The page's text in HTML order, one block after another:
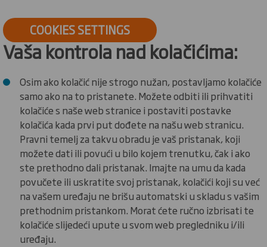
COOKIES SETTINGS
Vaša kontrola nad kolačićima:
Osim ako kolačić nije strogo nužan, postavljamo kolačiće
samo ako na to pristanete. Možete odbiti ili prihvatiti
kolačiće s naše web stranice i postaviti postavke
kolačića kada prvi put dođete na našu web stranicu.
Pravni temelj za takvu obradu je vaš pristanak, koji
možete dati ili povući u bilo kojem trenutku, čak i ako
ste prethodno dali pristanak. Imajte na umu da kada
povučete ili uskratite svoj pristanak, kolačići koji su već
na vašem uređaju ne brišu automatski u skladu s vašim
prethodnim pristankom. Morat ćete ručno izbrisati te
kolačiće slijedeći upute u svom web pregledniku i/ili
uređaju.